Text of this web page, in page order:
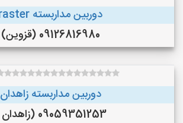
دوربین مداربسته raster
09126816980 (قزوین)
دوربین مداربسته زاهدان
09059351253 (زاهدان )